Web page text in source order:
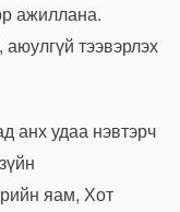
ажиллана.
аюулгүй тээвэрлэх
анх удаа нэвтэрч
яам, Хот